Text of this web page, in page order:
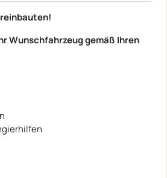
Wunschfahrzeug gemäß Ihren